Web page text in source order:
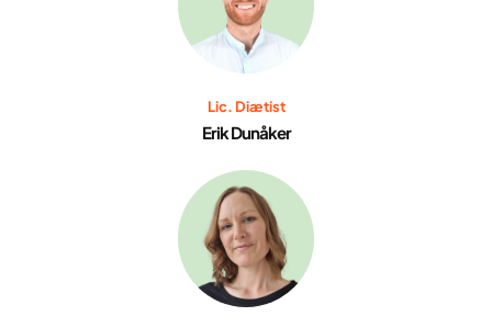
Lic. Diætist
Erik Dunåker